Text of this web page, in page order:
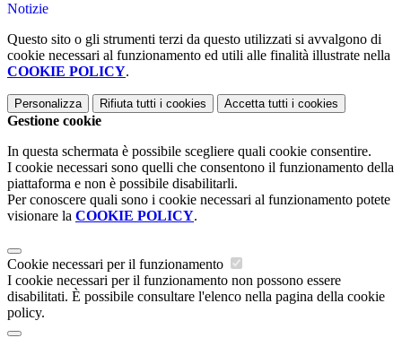
Notizie
Questo sito o gli strumenti terzi da questo utilizzati si avvalgono di
cookie necessari al funzionamento ed utili alle finalità illustrate nella
COOKIE POLICY.
Personalizza Rifiuta tutti i cookies Accetta tutti i cookies
Gestione cookie
In questa schermata è possibile scegliere quali cookie consentire.
I cookie necessari sono quelli che consentono il funzionamento della
piattaforma e non è possibile disabilitarli.
Per conoscere quali sono i cookie necessari al funzionamento potete
visionare la COOKIE POLICY.
Cookie necessari per il funzionamento
I cookie necessari per il funzionamento non possono essere
disabilitati. È possibile consultare l'elenco nella pagina della cookie
policy.